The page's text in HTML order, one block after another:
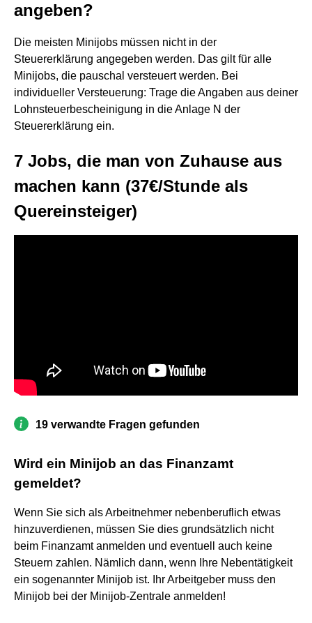
angeben?
Die meisten Minijobs müssen nicht in der
Steuererklärung angegeben werden. Das gilt für alle
Minijobs, die pauschal versteuert werden. Bei
individueller Versteuerung: Trage die Angaben aus deiner
Lohnsteuerbescheinigung in die Anlage N der
Steuererklärung ein.
7 Jobs, die man von Zuhause aus
machen kann (37€/Stunde als
Quereinsteiger)
19 verwandte Fragen gefunden
Wird ein Minijob an das Finanzamt
gemeldet?
Wenn Sie sich als Arbeitnehmer nebenberuflich etwas
hinzuverdienen, müssen Sie dies grundsätzlich nicht
beim Finanzamt anmelden und eventuell auch keine
Steuern zahlen. Nämlich dann, wenn Ihre Nebentätigkeit
ein sogenannter Minijob ist. Ihr Arbeitgeber muss den
Minijob bei der Minijob-Zentrale anmelden!